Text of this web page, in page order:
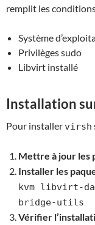
remplit les
Système
Privilèges sudo
Libvirt installé
Installation
Pour installer virsh
Mettre à jour les
Installer les
kvm libvirt-
bridge-utils
Vérifier